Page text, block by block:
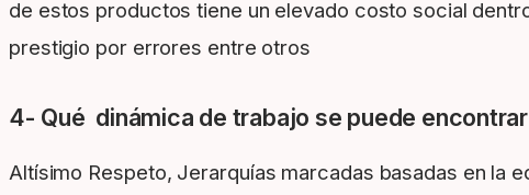
de estos productos tiene un elevado costo social
prestigio por errores entre otros
4- Qué dinámica de trabajo se puede
Altísimo Respeto, Jerarquías marcadas basadas en la